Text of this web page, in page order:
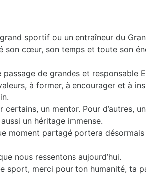
sportif ou un entraîneur du
son cœur, son temps et toute son
de grandes et responsable
à former, à encourager et à
un mentor. Pour d’autres,
un héritage immense.
moment partagé portera
nous ressentons aujourd’hui.
sport, merci pour ton humanité, ta